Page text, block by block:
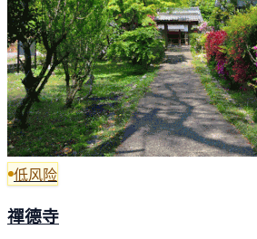
低风险
禪德寺